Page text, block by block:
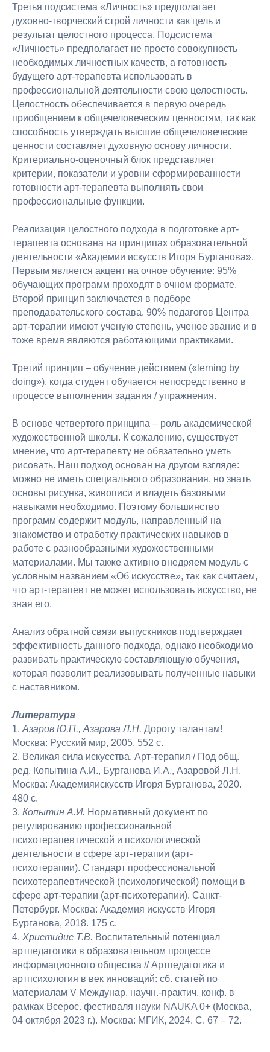
Третья подсистема «Личность» предполагает
духовно-творческий строй личности как цель и
результат целостного процесса. Подсистема
«Личность» предполагает не просто совокупность
необходимых личностных качеств, а готовность
будущего арт-терапевта использовать в
профессиональной деятельности свою целостность.
Целостность обеспечивается в первую очередь
приобщением к общечеловеческим ценностям, так как
способность утверждать высшие общечеловеческие
ценности составляет духовную основу личности.
Критериально-оценочный блок представляет
критерии, показатели и уровни сформированности
готовности арт-терапевта выполнять свои
профессиональные функции.
Реализация целостного подхода в подготовке арт-
терапевта основана на принципах образовательной
деятельности «Академии искусств Игоря Бурганова».
Первым является акцент на очное обучение: 95%
обучающих программ проходят в очном формате.
Второй принцип заключается в подборе
преподавательского состава. 90% педагогов Центра
арт-терапии имеют ученую степень, ученое звание и в
тоже время являются работающими практиками.
Третий принцип – обучение действием («lerning by
doing»), когда студент обучается непосредственно в
процессе выполнения задания / упражнения.
В основе четвертого принципа – роль академической
художественной школы. К сожалению, существует
мнение, что арт-терапевту не обязательно уметь
рисовать. Наш подход основан на другом взгляде:
можно не иметь специального образования, но знать
основы рисунка, живописи и владеть базовыми
навыками необходимо. Поэтому большинство
программ содержит модуль, направленный на
знакомство и отработку практических навыков в
работе с разнообразными художественными
материалами. Мы также активно внедряем модуль с
условным названием «Об искусстве», так как считаем,
что арт-терапевт не может использовать искусство, не
зная его.
Анализ обратной связи выпускников подтверждает
эффективность данного подхода, однако необходимо
развивать практическую составляющую обучения,
которая позволит реализовывать полученные навыки
с наставником.
Литература
1. Азаров Ю.П., Азарова Л.Н. Дорогу талантам!
Москва: Русский мир, 2005. 552 с.
2. Великая сила искусства. Арт-терапия / Под общ.
ред. Копытина А.И., Бурганова И.А., Азаровой Л.Н.
Москва: Академияискусств Игоря Бурганова, 2020.
480 с.
3. Копытин А.И. Нормативный документ по
регулированию профессиональной
психотерапевтической и психологической
деятельности в сфере арт-терапии (арт-
психотерапии). Стандарт профессиональной
психотерапевтической (психологической) помощи в
сфере арт-терапии (арт-психотерапии). Санкт-
Петербург. Москва: Академия искусств Игоря
Бурганова, 2018. 175 с.
4. Христидис Т.В. Воспитательный потенциал
артпедагогики в образовательном процессе
информационного общества // Артпедагогика и
артпсихология в век инноваций: сб. статей по
материалам V Междунар. научн.-практич. конф. в
рамках Всерос. фестиваля науки NAUKA 0+ (Москва,
04 октября 2023 г.). Москва: МГИК, 2024. С. 67 – 72.
© 2026 АНО ДПО «Академия искусств Игоря Бурганова»
Навигация
Документы
Программы
офертаПолитика
конфиденциальности
Сведения об образовательной
организации
О нас
Педагоги
Публикации
Книги
Документы
г. Москва, Большой Афанасьевский пер.
д.15 стр.1
Мы в соцсетях
Публичная оферта
Политика конфиденциальности
artacademburg@ya.ru
+7 (985) 999-43-90